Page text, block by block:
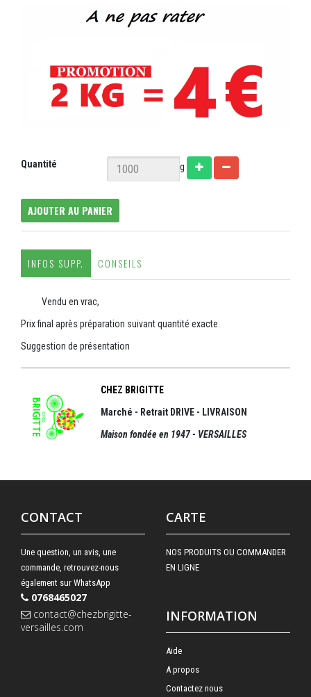
Quantité g
AJOUTER AU PANIER
INFOS SUPP. CONSEILS
Vendu en vrac,
Prix final après préparation suivant quantité exacte.
Suggestion de présentation
CHEZ BRIGITTE
Marché - Retrait DRIVE - LIVRAISON
Maison fondée en 1947 - VERSAILLES
CONTACT
Une question, un avis, une
commande, retrouvez-nous
également sur WhatsApp
0768465027
contact@chezbrigitte-
versailles.com
CARTE
NOS PRODUITS OU COMMANDER
EN LIGNE
INFORMATION
Aide
A propos
Contactez nous